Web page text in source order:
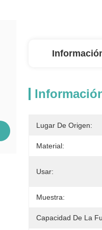
Lugar De Origen:
Material:
Usar:
Muestra:
Capacidad De La